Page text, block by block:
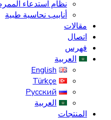
نظام استدعاء
أنابيب نحاسية طبية
مقالات
اتصال
فهرس
العربية
English
Türkçe
Русский
العربية
المنتجات